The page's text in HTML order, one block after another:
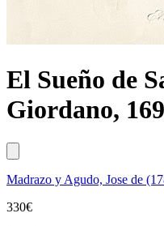
El Sueño de
Giordano,
Madrazo y Agudo, Jose de
330€